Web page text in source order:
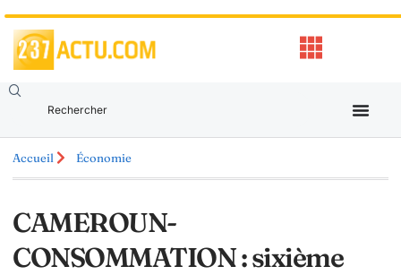
Accueil Économie
CAMEROUN-
CONSOMMATION : sixième